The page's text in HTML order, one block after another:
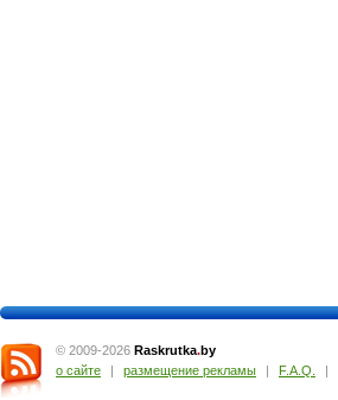
© 2009-2026 Raskrutka.by
о сайте
| размещение рекламы | F.A.Q. |